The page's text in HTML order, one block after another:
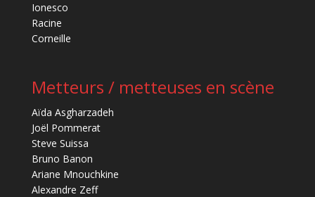
Ionesco
Racine
Corneille
Metteurs / metteuses en scène
Aïda Asgharzadeh
Joël Pommerat
Steve Suissa
Bruno Banon
Ariane Mnouchkine
Alexandre Zeff